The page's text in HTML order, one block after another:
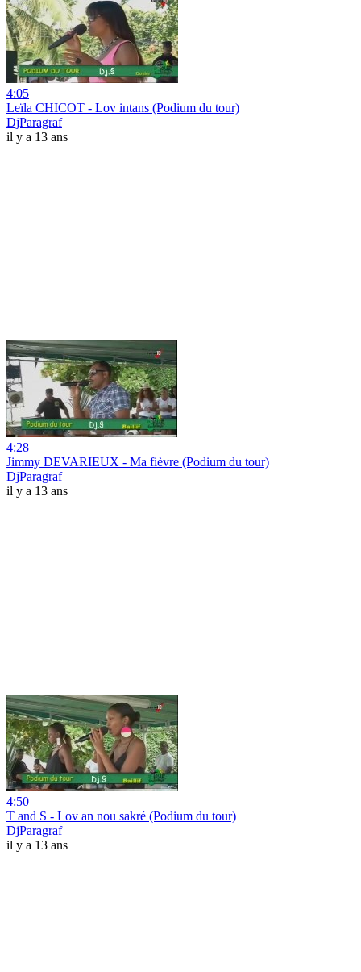
4:05
Leïla CHICOT - Lov intans (Podium du tour)
DjParagraf
il y a 13 ans
4:28
Jimmy DEVARIEUX - Ma fièvre (Podium du tour)
DjParagraf
il y a 13 ans
4:50
T and S - Lov an nou sakré (Podium du tour)
DjParagraf
il y a 13 ans